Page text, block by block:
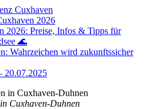
Cuxhaven
2026
2026: Preise, Infos & Tipps für
🌊
Wahrzeichen wird zukunftssicher
20.07.2025
Cuxhaven-Duhnen